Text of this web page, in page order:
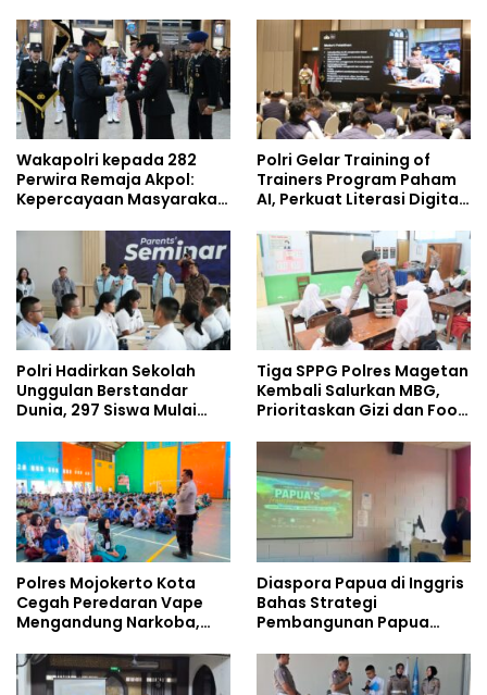
Umrah
Policing Masuki Babak
Wakapolri kepada 282
Perwira Remaja Akpol:
Kepercayaan Masyarakat
Polri Gelar Training of
Trainers Program Paham
AI, Perkuat Literasi Digital
Polri Hadirkan Sekolah
Unggulan Berstandar
Dunia, 297 Siswa Mulai
Tiga SPPG Polres Magetan
Kembali Salurkan MBG,
Prioritaskan Gizi dan Food
Polres Mojokerto Kota
Cegah Peredaran Vape
Mengandung Narkoba,
Kalangan Remaja
Diaspora Papua di Inggris
Bahas Strategi
Pembangunan Papua
Doktoral Internasional